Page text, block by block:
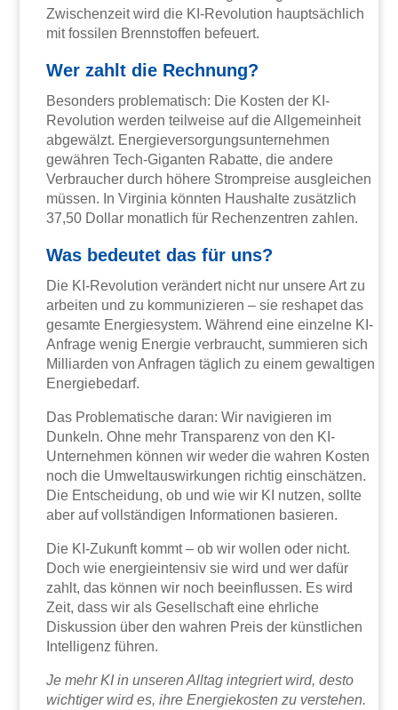
Zwischenzeit wird die KI-Revolution hauptsächlich
mit fossilen Brennstoffen befeuert.
Wer zahlt die Rechnung?
Besonders problematisch: Die Kosten der KI-
Revolution werden teilweise auf die Allgemeinheit
abgewälzt. Energieversorgungsunternehmen
gewähren Tech-Giganten Rabatte, die andere
Verbraucher durch höhere Strompreise ausgleichen
müssen. In Virginia könnten Haushalte zusätzlich
37,50 Dollar monatlich für Rechenzentren zahlen.
Was bedeutet das für uns?
Die KI-Revolution verändert nicht nur unsere Art zu
arbeiten und zu kommunizieren – sie reshapet das
gesamte Energiesystem. Während eine einzelne KI-
Anfrage wenig Energie verbraucht, summieren sich
Milliarden von Anfragen täglich zu einem gewaltigen
Energiebedarf.
Das Problematische daran: Wir navigieren im
Dunkeln. Ohne mehr Transparenz von den KI-
Unternehmen können wir weder die wahren Kosten
noch die Umweltauswirkungen richtig einschätzen.
Die Entscheidung, ob und wie wir KI nutzen, sollte
aber auf vollständigen Informationen basieren.
Die KI-Zukunft kommt – ob wir wollen oder nicht.
Doch wie energieintensiv sie wird und wer dafür
zahlt, das können wir noch beeinflussen. Es wird
Zeit, dass wir als Gesellschaft eine ehrliche
Diskussion über den wahren Preis der künstlichen
Intelligenz führen.
Je mehr KI in unseren Alltag integriert wird, desto
wichtiger wird es, ihre Energiekosten zu verstehen.